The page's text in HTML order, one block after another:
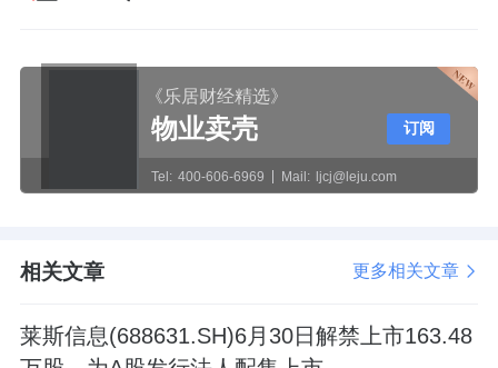
《乐居财经精选》
物业卖壳
Tel: 400-606-6969 Mail: ljcj@leju.com
订阅
相关文章 更多相关文章
莱斯信息(688631.SH)6月30日解禁上市163.48